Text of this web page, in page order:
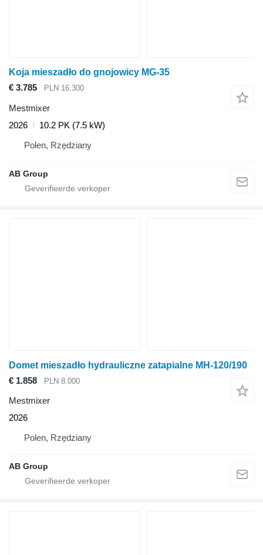
Koja mieszadło do gnojowicy MG-35
€ 3.785
PLN 16.300
Mestmixer
2026
10.2 PK (7.5 kW)
Polen, Rzędziany
AB Group
Domet mieszadło hydrauliczne zatapialne MH-120/190
€ 1.858
PLN 8.000
Mestmixer
2026
Polen, Rzędziany
AB Group